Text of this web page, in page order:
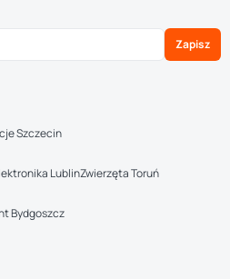
Zapisz
Szczecin
LublinZwierzęta Toruń
Bydgoszcz